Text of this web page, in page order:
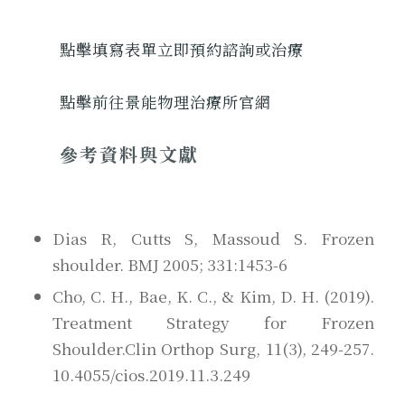
點擊填寫表單立即預約諮詢或治療
點擊前往景能物理治療所官網
參考資料與文獻
Dias R, Cutts S, Massoud S. Frozen
shoulder. BMJ 2005; 331:1453-6
Cho, C. H., Bae, K. C., & Kim, D. H. (2019).
Treatment Strategy for Frozen
Shoulder.Clin Orthop Surg, 11(3), 249-257.
10.4055/cios.2019.11.3.249